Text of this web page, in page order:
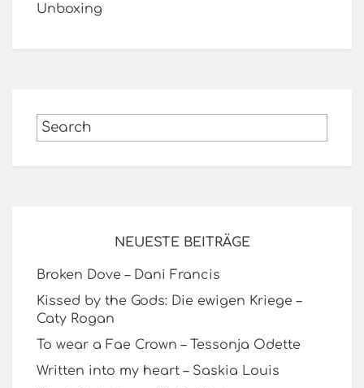
Unboxing
NEUESTE BEITRÄGE
Broken Dove – Dani Francis
Kissed by the Gods: Die ewigen Kriege –
Caty Rogan
To wear a Fae Crown – Tessonja Odette
Written into my heart – Saskia Louis